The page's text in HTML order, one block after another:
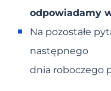
odpowiadamy
Na pozostałe
następnego
dnia roboczego